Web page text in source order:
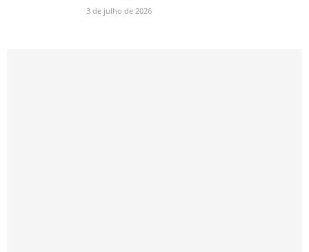
3 de julho de 2026